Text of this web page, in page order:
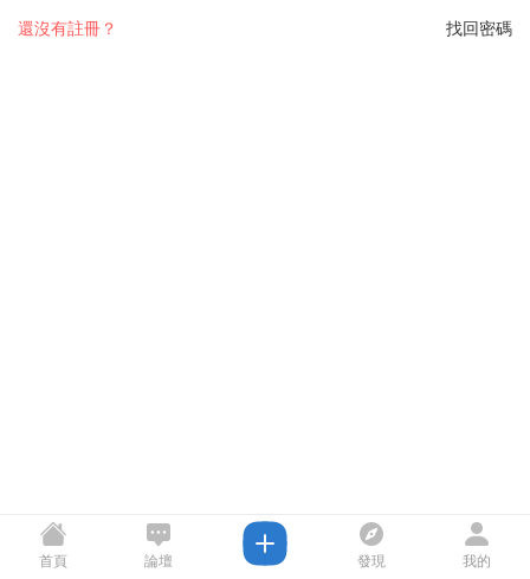
找回密碼
還沒有註冊？
首頁 論壇 發現 我的